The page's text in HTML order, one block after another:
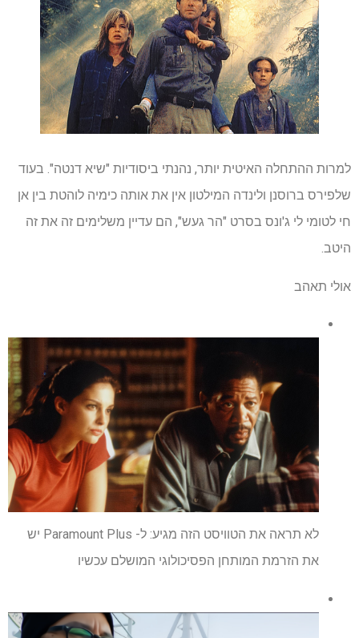
למרות ההתחלה האיטית יותר, נהנתי ביסודיות "שיא דנטה". בעוד
שלפירס ברוסנן ולינדה המילטון אין את אותה כימיה לוהטת בין אן
חי לטומי לי ג'ונס בסרט "הר געש", הם עדיין משלימים זה את זה
היטב.
אולי תאהב
לא תראה את הטוויסט הזה מגיע: ל- Paramount Plus יש
את הזרמת המותחן הפסיכולוגי המושלם עכשיו